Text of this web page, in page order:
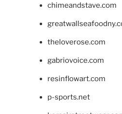
chimeandstave.com
theloverose.com
gabriovoice.com
resinflowart.com
p-sports.net